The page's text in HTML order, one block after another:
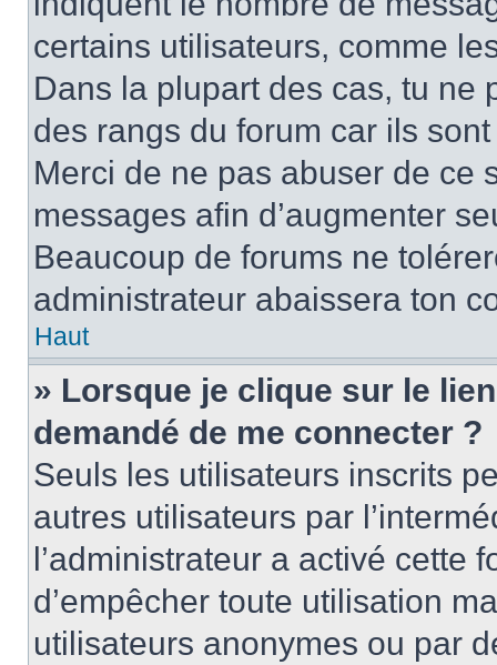
certains utilisateurs, comme
Dans la plupart des cas, tu ne
des rangs du forum car ils
Merci de ne pas abuser de ce
messages afin d’augmenter
Beaucoup de forums ne
administrateur abaissera ton
Haut
» Lorsque je clique sur le
demandé de me connecter ?
Seuls les utilisateurs inscrits
autres utilisateurs par
l’administrateur a activé cette
d’empêcher toute utilisation
utilisateurs anonymes ou par